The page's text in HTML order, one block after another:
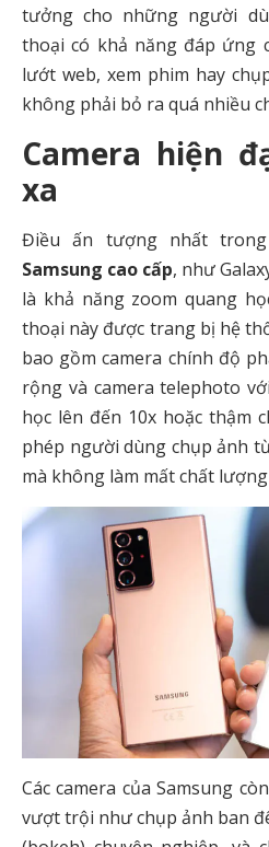
tưởng cho những người
thoại có khả năng đáp ứng
lướt web, xem phim hay
không phải bỏ ra quá nhiều
Camera hiện
xa
Điều ấn tượng nhất
Samsung cao cấp, như
là khả năng zoom quang
thoại này được trang bị hệ
bao gồm camera chính độ
rộng và camera telephoto
học lên đến 10x hoặc thậm
phép người dùng chụp ảnh
mà không làm mất chất
Các camera của Samsung
vượt trội như chụp ảnh ban